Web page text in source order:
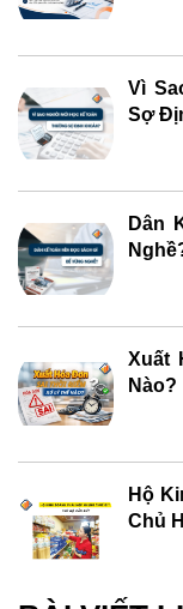
Vì
Sợ
Dân
Xuất
Nào?
Hộ
Chủ